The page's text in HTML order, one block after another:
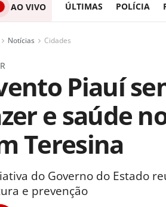
AO VIVO ÚLTIMAS POLÍCIA
Notícias Cidades
Piauí
e saúde
Teresina
do Governo do Estado
e prevenção